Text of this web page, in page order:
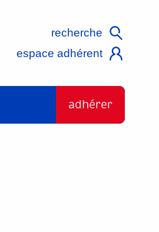
recherche
espace adhérent
adhérer